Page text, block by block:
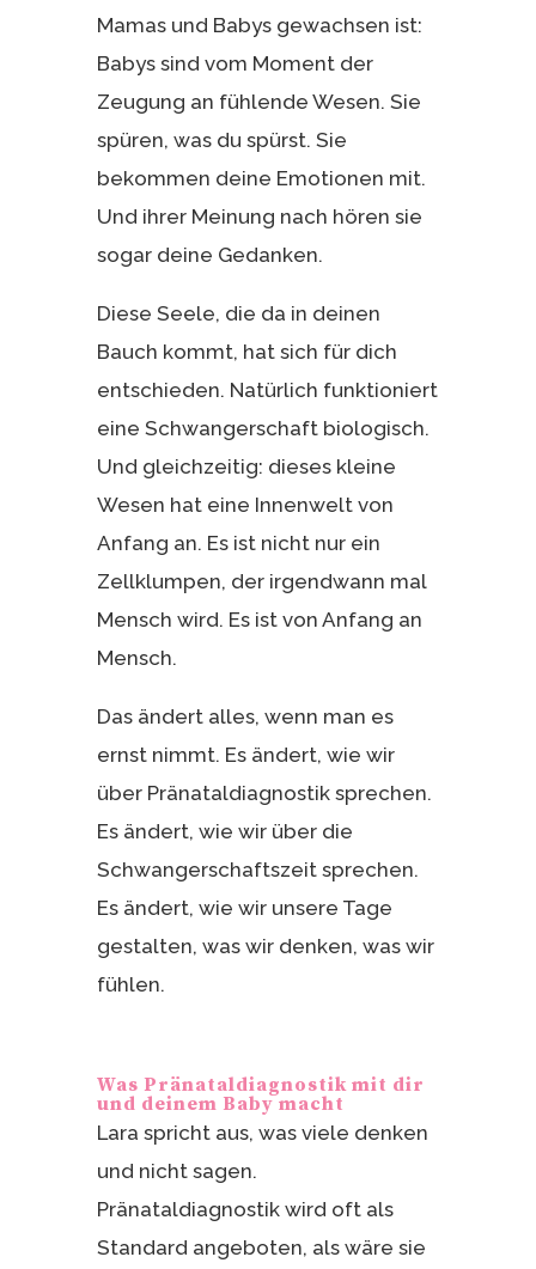
Mamas und Babys gewachsen ist:
Babys sind vom Moment der
Zeugung an fühlende Wesen. Sie
spüren, was du spürst. Sie
bekommen deine Emotionen mit.
Und ihrer Meinung nach hören sie
sogar deine Gedanken.
Diese Seele, die da in deinen
Bauch kommt, hat sich für dich
entschieden. Natürlich funktioniert
eine Schwangerschaft biologisch.
Und gleichzeitig: dieses kleine
Wesen hat eine Innenwelt von
Anfang an. Es ist nicht nur ein
Zellklumpen, der irgendwann mal
Mensch wird. Es ist von Anfang an
Mensch.
Das ändert alles, wenn man es
ernst nimmt. Es ändert, wie wir
über Pränataldiagnostik sprechen.
Es ändert, wie wir über die
Schwangerschaftszeit sprechen.
Es ändert, wie wir unsere Tage
gestalten, was wir denken, was wir
fühlen.
Was Pränataldiagnostik mit dir
und deinem Baby macht
Lara spricht aus, was viele denken
und nicht sagen.
Pränataldiagnostik wird oft als
Standard angeboten, als wäre sie